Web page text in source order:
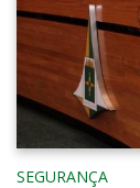
SEGURANÇA